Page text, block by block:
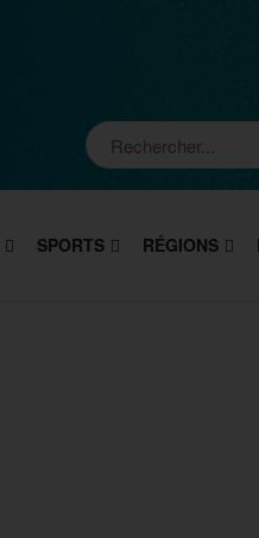
SPORTS RÉGIONS